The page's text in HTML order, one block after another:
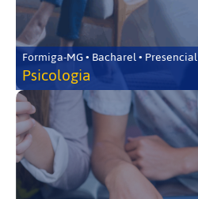
Formiga-MG • Bacharel • Presencial
Psicologia